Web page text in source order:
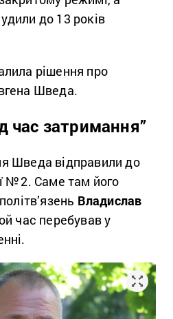
до 13 років
рішення про
Шведа.
час затримання”
Шведа відправили до
№2. Саме там його
Владислав
час перебував у